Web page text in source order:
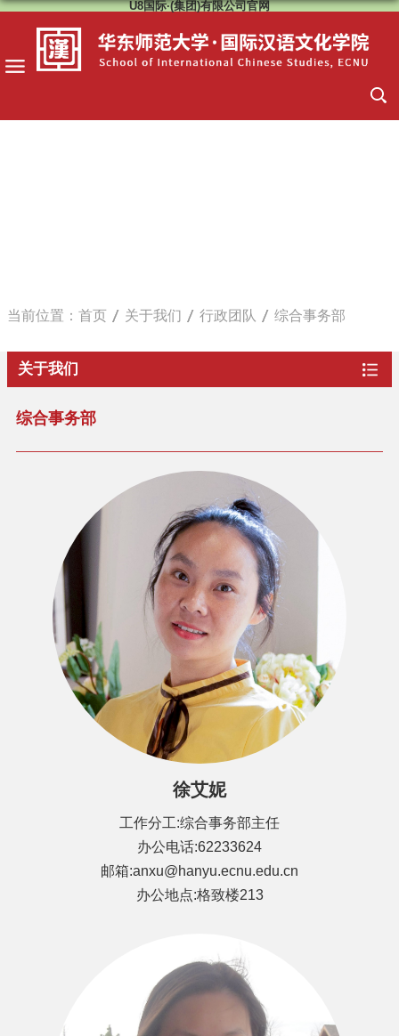
U8国际·(集团)有限公司官网
当前位置： 首页 关于我们 行政团队 综合事务部
关于我们
综合事务部
徐艾妮
工作分工:综合事务部主任
办公电话:62233624
邮箱:anxu@hanyu.ecnu.edu.cn
办公地点:格致楼213